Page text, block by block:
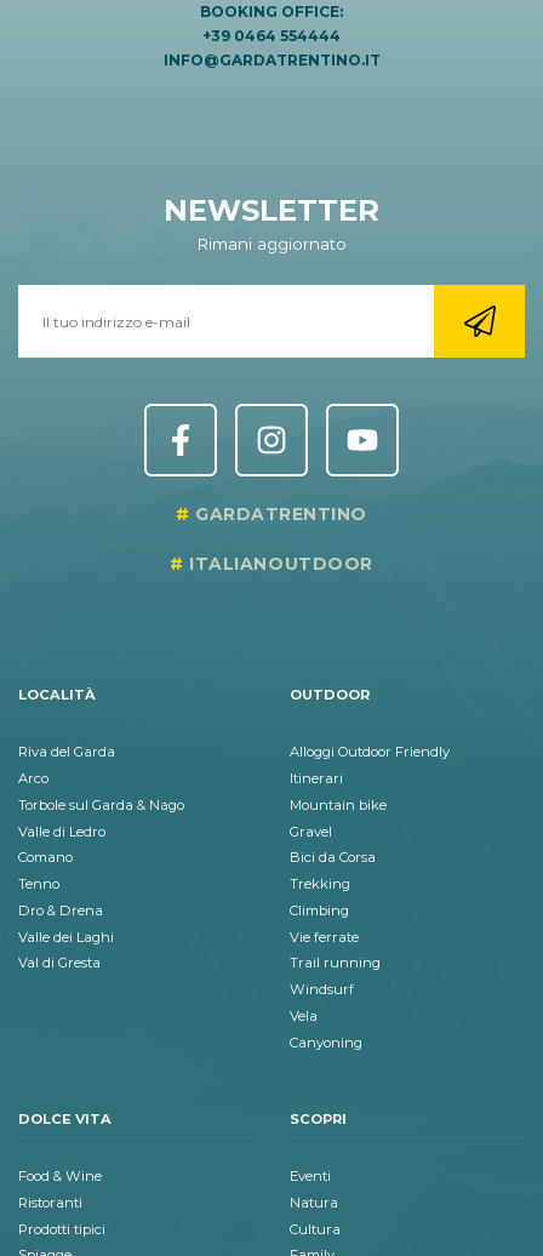
BOOKING OFFICE:
+39 0464 554444
INFO@GARDATRENTINO.IT
NEWSLETTER
Rimani aggiornato
GARDATRENTINO
ITALIANOUTDOOR
LOCALITÀ
Riva del Garda
Arco
Torbole sul Garda & Nago
Valle di Ledro
Comano
Tenno
Dro & Drena
Valle dei Laghi
Val di Gresta
OUTDOOR
Alloggi Outdoor Friendly
Itinerari
Mountain bike
Gravel
Bici da Corsa
Trekking
Climbing
Vie ferrate
Trail running
Windsurf
Vela
Canyoning
DOLCE VITA
Food & Wine
Ristoranti
Prodotti tipici
SCOPRI
Eventi
Natura
Cultura